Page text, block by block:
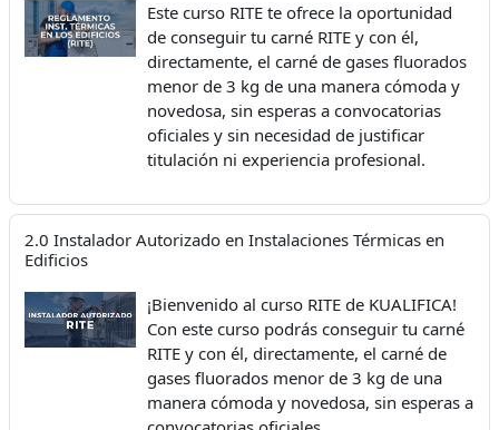
Este curso RITE te ofrece la oportunidad
de conseguir tu carné RITE y con él,
directamente, el carné de gases fluorados
menor de 3 kg de una manera cómoda y
novedosa, sin esperas a convocatorias
oficiales y sin necesidad de justificar
titulación ni experiencia profesional.
2.0 Instalador Autorizado en Instalaciones Térmicas en
Edificios
¡Bienvenido al curso RITE de KUALIFICA!
Con este curso podrás conseguir tu carné
RITE y con él, directamente, el carné de
gases fluorados menor de 3 kg de una
manera cómoda y novedosa, sin esperas a